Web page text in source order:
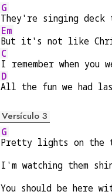
G
They're singing deck
Em
But it's not like
C
I remember when you
D
All the fun we had
Versículo 3
G
Pretty lights on the
I'm watching them
You should be here